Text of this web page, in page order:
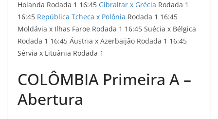
Holanda Rodada 1 16:45 Gibraltar x Grécia Rodada 1
16:45 República Tcheca x Polônia Rodada 1 16:45
Moldávia x Ilhas Faroe Rodada 1 16:45 Suécia x Bélgica
Rodada 1 16:45 Áustria x Azerbaijão Rodada 1 16:45
Sérvia x Lituânia Rodada 1
COLÔMBIA Primeira A –
Abertura